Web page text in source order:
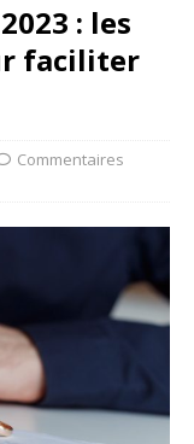
: les
faciliter
Commentaires